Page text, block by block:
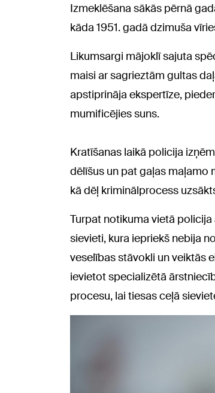
Izmeklēšana sākās pērnā
kāda 1951. gadā dzimuša
Likumsargi mājoklī sajuta
maisi ar sagrieztām gultas
apstiprināja ekspertīze,
mumificējies suns.
Kratīšanas laikā policija
dēlīšus un pat gaļas maļamo
kā dēļ kriminālprocess
Turpat notikuma vietā
sievieti, kura iepriekš nebija
veselības stāvokli un veiktās
ievietot specializētā
procesu, lai tiesas ceļā